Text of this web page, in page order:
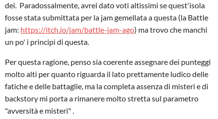
dei. Paradossalmente, avrei dato voti altissimi se quest'isola
fosse stata submittata per la jam gemellata a questa (la Battle
jam: https://itch.io/jam/battle-jam-ago) ma trovo che manchi
un po' i principi di questa.
Per questa ragione, penso sia coerente assegnare dei punteggi
molto alti per quanto riguarda il lato prettamente ludico delle
fatiche e delle battaglie, ma la completa assenza di misteri e di
backstory mi porta a rimanere molto stretta sul parametro
"avversità e misteri" .